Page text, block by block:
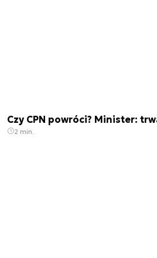
Czy CPN powróci? Minister:
2 min.